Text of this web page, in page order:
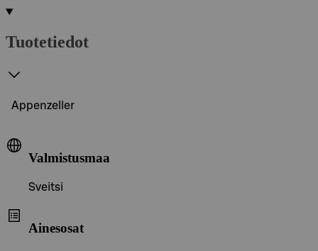
Tuotetiedot
Appenzeller
Valmistusmaa
Sveitsi
Ainesosat